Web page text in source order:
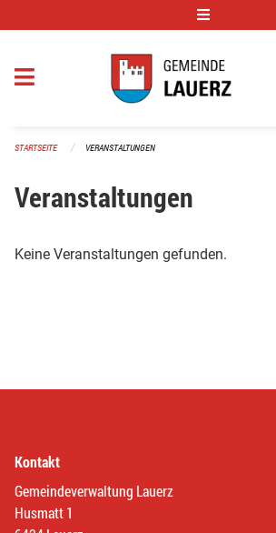
STARTSEITE VERANSTALTUNGEN
Veranstaltungen
Keine Veranstaltungen gefunden.
Kontakt
Gemeindeverwaltung Lauerz
Husmatt 1